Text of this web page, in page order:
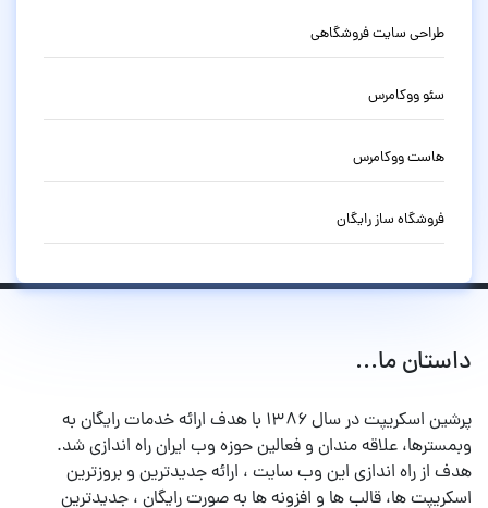
طراحی سایت فروشگاهی
سئو ووکامرس
هاست ووکامرس
فروشگاه ساز رایگان
داستان ما...
پرشین اسکریپت در سال ۱۳۸۶ با هدف ارائه خدمات رایگان به
وبمسترها، علاقه مندان و فعالین حوزه وب ایران راه اندازی شد.
هدف از راه اندازی این وب سایت ، ارائه جدیدترین و بروزترین
اسکریپت ها، قالب ها و افزونه ها به صورت رایگان ، جدیدترین